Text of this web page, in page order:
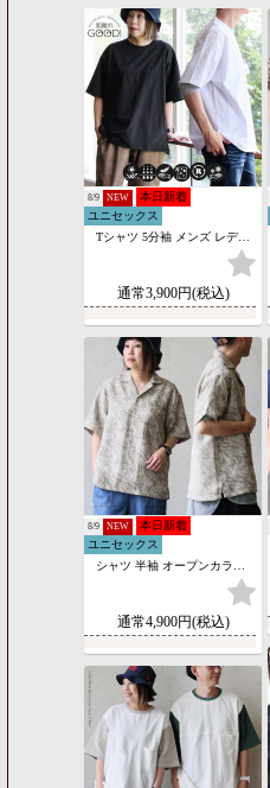
8/9 NEW
本日新着
ユニセックス
Tシャツ 5分袖 メンズ レディース クルーネック メッシュ切り替え 無地 接触冷感 UVカット 吸水速乾 抗ピリング 軽い 涼しい 軽い パティ (メール便50)
通常3,900円(税込)
8/9 NEW
本日新着
ユニセックス
シャツ 半袖 オープンカラー メンズ レディース マーブル柄 パナマ織り 薄手 軽い 涼しい 重ね着 パティ
通常4,900円(税込)